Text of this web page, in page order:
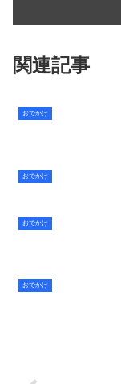
関連記事
おでかけ
おでかけ
おでかけ
おでかけ